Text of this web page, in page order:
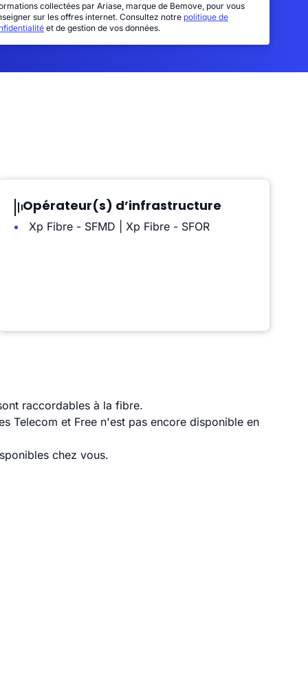
collectées par Ariase, marque de Bemove, pour vous
sur les offres internet. Consultez notre politique de
et de gestion de vos données.
Opérateur(s) d’infrastructure
Xp Fibre - SFMD | Xp Fibre - SFOR
raccordables à la fibre.
Telecom et Free n'est pas encore disponible en
chez vous.